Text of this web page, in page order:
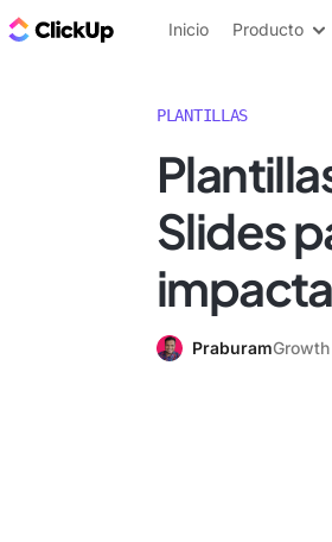
ClickUp Blog
Inicio Producto
PLANTILLAS
Slides
Praburam